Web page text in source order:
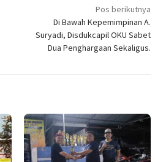
Pos berikutnya
Di Bawah Kepemimpinan A.
Suryadi, Disdukcapil OKU Sabet
Dua Penghargaan Sekaligus.